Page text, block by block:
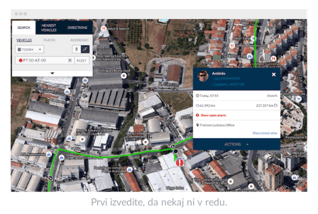
Prvi izvedite, da nekaj ni v redu.